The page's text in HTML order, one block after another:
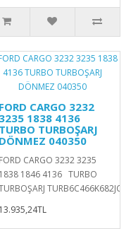
FORD CARGO 3232
3235 1838 4136
TURBO TURBOŞARJ
DÖNMEZ 040350
FORD CARGO 3232 3235
1838 1846 4136 TURBO
13.935,24TL